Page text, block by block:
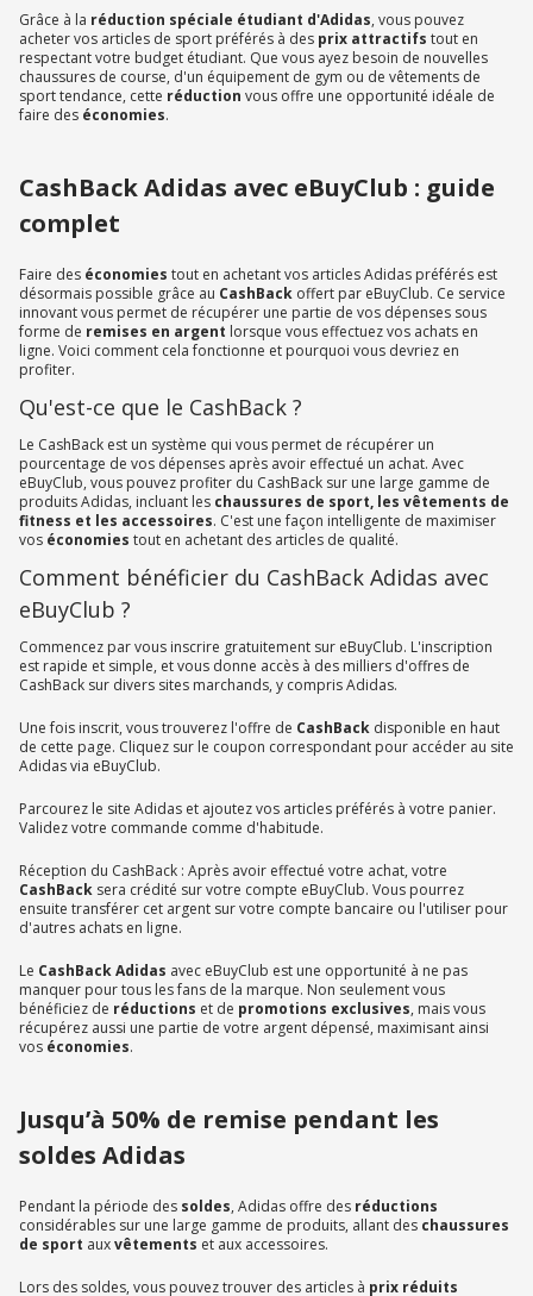
Grâce à la réduction spéciale étudiant d'Adidas, vous pouvez
acheter vos articles de sport préférés à des prix attractifs tout en
respectant votre budget étudiant. Que vous ayez besoin de nouvelles
chaussures de course, d'un équipement de gym ou de vêtements de
sport tendance, cette réduction vous offre une opportunité idéale de
faire des économies.
CashBack Adidas avec eBuyClub : guide
complet
Faire des économies tout en achetant vos articles Adidas préférés est
désormais possible grâce au CashBack offert par eBuyClub. Ce service
innovant vous permet de récupérer une partie de vos dépenses sous
forme de remises en argent lorsque vous effectuez vos achats en
ligne. Voici comment cela fonctionne et pourquoi vous devriez en
profiter.
Qu'est-ce que le CashBack ?
Le CashBack est un système qui vous permet de récupérer un
pourcentage de vos dépenses après avoir effectué un achat. Avec
eBuyClub, vous pouvez profiter du CashBack sur une large gamme de
produits Adidas, incluant les chaussures de sport, les vêtements de
fitness et les accessoires. C'est une façon intelligente de maximiser
vos économies tout en achetant des articles de qualité.
Comment bénéficier du CashBack Adidas avec
eBuyClub ?
Commencez par vous inscrire gratuitement sur eBuyClub. L'inscription
est rapide et simple, et vous donne accès à des milliers d'offres de
CashBack sur divers sites marchands, y compris Adidas.
Une fois inscrit, vous trouverez l'offre de CashBack disponible en haut
de cette page. Cliquez sur le coupon correspondant pour accéder au site
Adidas via eBuyClub.
Parcourez le site Adidas et ajoutez vos articles préférés à votre panier.
Validez votre commande comme d'habitude.
Réception du CashBack : Après avoir effectué votre achat, votre
CashBack sera crédité sur votre compte eBuyClub. Vous pourrez
ensuite transférer cet argent sur votre compte bancaire ou l'utiliser pour
d'autres achats en ligne.
Le CashBack Adidas avec eBuyClub est une opportunité à ne pas
manquer pour tous les fans de la marque. Non seulement vous
bénéficiez de réductions et de promotions exclusives, mais vous
récupérez aussi une partie de votre argent dépensé, maximisant ainsi
vos économies.
Jusqu’à 50% de remise pendant les
soldes Adidas
Pendant la période des soldes, Adidas offre des réductions
considérables sur une large gamme de produits, allant des chaussures
de sport auxvêtements et aux accessoires.
Lors des soldes, vous pouvez trouver des articles à prix réduits